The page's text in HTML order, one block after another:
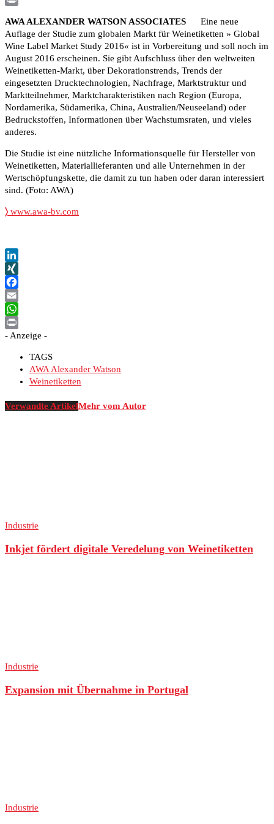
AWA ALEXANDER WATSON ASSOCIATES Eine neue
Auflage der Studie zum globalen Markt für Weinetiketten » Global
Wine Label Market Study 2016« ist in Vorbereitung und soll noch im
August 2016 erscheinen. Sie gibt Aufschluss über den weltweiten
Weinetiketten-Markt, über Dekorationstrends, Trends der
eingesetzten Drucktechnologien, Nachfrage, Marktstruktur und
Marktteilnehmer, Marktcharakteristiken nach Region (Europa,
Nordamerika, Südamerika, China, Australien/Neuseeland) oder
Bedruckstoffen, Informationen über Wachstumsraten, und vieles
anderes.
Die Studie ist eine nützliche Informationsquelle für Hersteller von
Weinetiketten, Materiallieferanten und alle Unternehmen in der
Wertschöpfungskette, die damit zu tun haben oder daran interessiert
sind. (Foto: AWA)
〉 www.awa-bv.com
LinkedIn
XING
Facebook
Email
WhatsApp
Print
- Anzeige -
TAGS
AWA Alexander Watson
Weinetiketten
Verwandte ArtikelMehr vom Autor
Industrie
Inkjet fördert digitale Veredelung von Weinetiketten
Industrie
Expansion mit Übernahme in Portugal
Industrie